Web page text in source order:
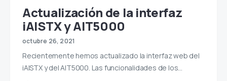
Actualización de la interfaz
iAISTX y AIT5000
octubre 26, 2021
Recientemente hemos actualizado la interfaz web del
iAISTX y del AIT5000. Las funcionalidades de los…